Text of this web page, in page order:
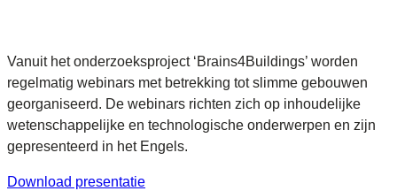
Vanuit het onderzoeksproject ‘Brains4Buildings’ worden
regelmatig webinars met betrekking tot slimme gebouwen
georganiseerd. De webinars richten zich op inhoudelijke
wetenschappelijke en technologische onderwerpen en zijn
gepresenteerd in het Engels.
Download presentatie